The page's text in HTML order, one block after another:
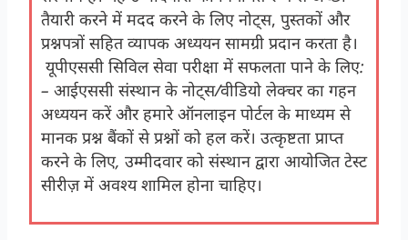
तैयारी करने में मदद करने के लिए नोट्स, पुस्तकों और
प्रश्नपत्रों सहित व्यापक अध्ययन सामग्री प्रदान करता है।
यूपीएससी सिविल सेवा परीक्षा में सफलता पाने के लिए:
– आईएससी संस्थान के नोट्स/वीडियो लेक्चर का गहन
अध्ययन करें और हमारे ऑनलाइन पोर्टल के माध्यम से
मानक प्रश्न बैंकों से प्रश्नों को हल करें। उत्कृष्टता प्राप्त
करने के लिए, उम्मीदवार को संस्थान द्वारा आयोजित टेस्ट
सीरीज़ में अवश्य शामिल होना चाहिए।